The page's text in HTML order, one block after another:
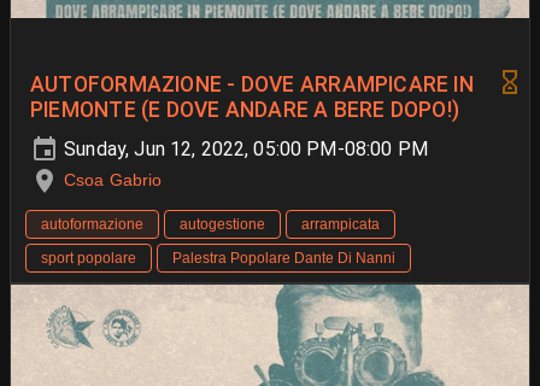
AUTOFORMAZIONE - DOVE ARRAMPICARE IN
PIEMONTE (E DOVE ANDARE A BERE DOPO!)
Sunday, Jun 12, 2022, 05:00 PM-08:00 PM
Csoa Gabrio
autoformazione autogestione
arrampicata
sport popolare
Palestra Popolare Dante Di Nanni